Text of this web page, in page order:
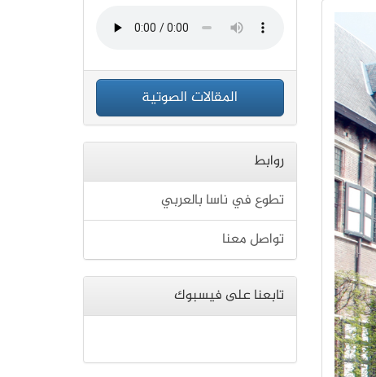
المقالات الصوتية
روابط
تطوع في ناسا بالعربي
تواصل معنا
تابعنا على فيسبوك